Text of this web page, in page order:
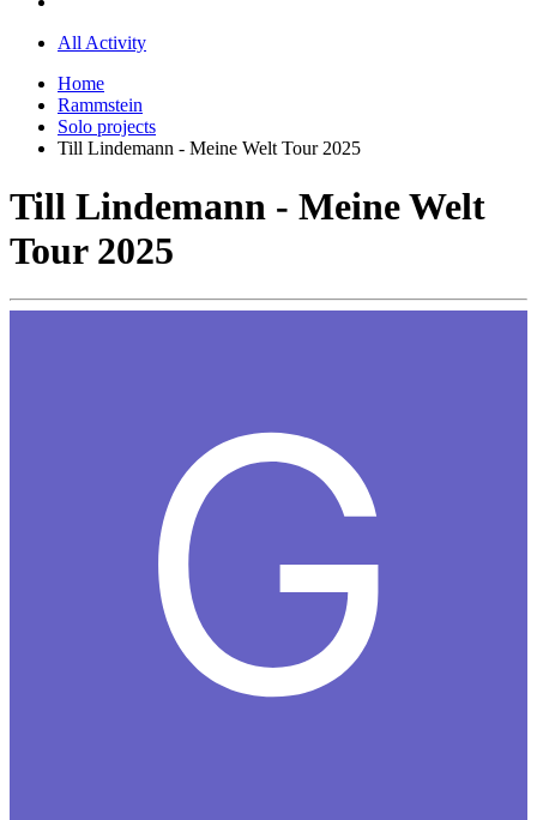
All Activity
Home
Rammstein
Solo projects
Till Lindemann - Meine Welt Tour 2025
Till Lindemann - Meine Welt
Tour 2025